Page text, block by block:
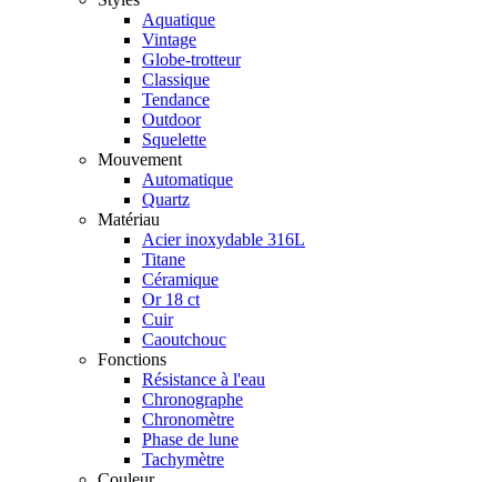
Aquatique
Vintage
Globe-trotteur
Classique
Tendance
Outdoor
Squelette
Mouvement
Automatique
Quartz
Matériau
Acier inoxydable 316L
Titane
Céramique
Or 18 ct
Cuir
Caoutchouc
Fonctions
Résistance à l'eau
Chronographe
Chronomètre
Phase de lune
Tachymètre